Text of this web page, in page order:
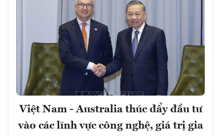
Việt Nam - Australia thúc đẩy đầu tư
vào các lĩnh vực công nghệ, giá trị gia